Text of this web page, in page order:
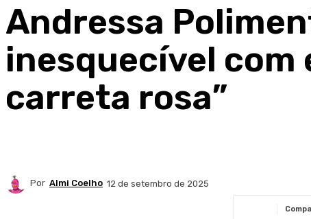
Andressa
inesquecível
carreta rosa”
Por Almi Coelho 12 de setembro de 2025